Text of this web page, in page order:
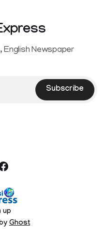
English Newspaper
Subscribe
up
Ghost